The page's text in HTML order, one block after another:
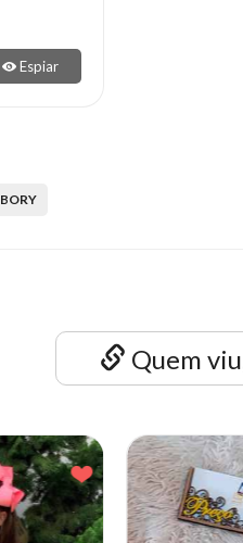
Espiar
BORY
Quem